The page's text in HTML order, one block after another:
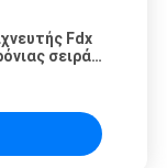
Fdx
σειράς